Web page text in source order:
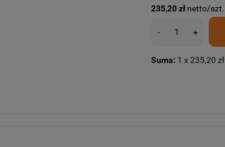
235,20 zł netto/szt.
- +
Suma: 1 x235,20 zł